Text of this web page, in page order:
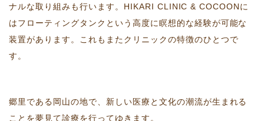
ナルな取り組みも行います。HIKARI CLINIC & COCOONに
はフローティングタンクという高度に瞑想的な経験が可能な
装置があります。これもまたクリニックの特徴のひとつで
す。
郷里である岡山の地で、新しい医療と文化の潮流が生まれる
ことを夢見て診療を行ってゆきます。